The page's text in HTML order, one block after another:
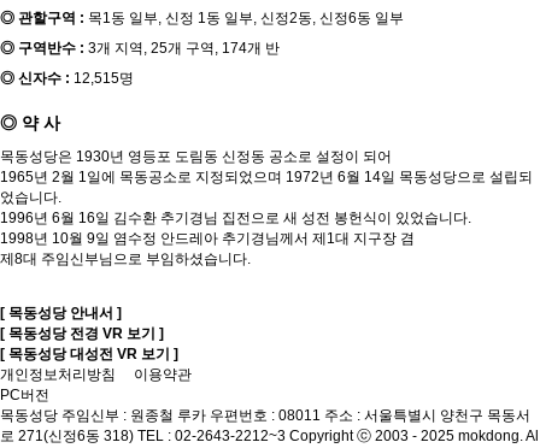
◎ 관할구역 : 목1동 일부, 신정 1동 일부, 신정2동, 신정6동 일부
◎ 구역반수 : 3개 지역, 25개 구역, 174개 반
◎ 신자수 : 12,515명
◎ 약 사
목동성당은 1930년 영등포 도림동 신정동 공소로 설정이 되어
1965년 2월 1일에 목동공소로 지정되었으며 1972년 6월 14일 목동성당으로 설립되
었습니다.
1996년 6월 16일 김수환 추기경님 집전으로 새 성전 봉헌식이 있었습니다.
1998년 10월 9일 염수정 안드레아 추기경님께서 제1대 지구장 겸
제8대 주임신부님으로 부임하셨습니다.
[ 목동성당 안내서 ]
[ 목동성당 전경 VR 보기 ]
[ 목동성당 대성전 VR 보기 ]
개인정보처리방침
이용약관
PC버전
목동성당 주임신부 : 원종철 루카 우편번호 : 08011 주소 : 서울특별시 양천구 목동서
로 271(신정6동 318) TEL : 02-2643-2212~3 Copyright ⓒ 2003 - 2025 mokdong. Al